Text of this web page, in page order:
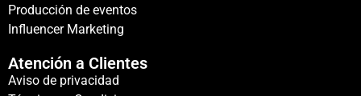
Producción de eventos
Influencer Marketing
Atención a Clientes
Aviso de privacidad